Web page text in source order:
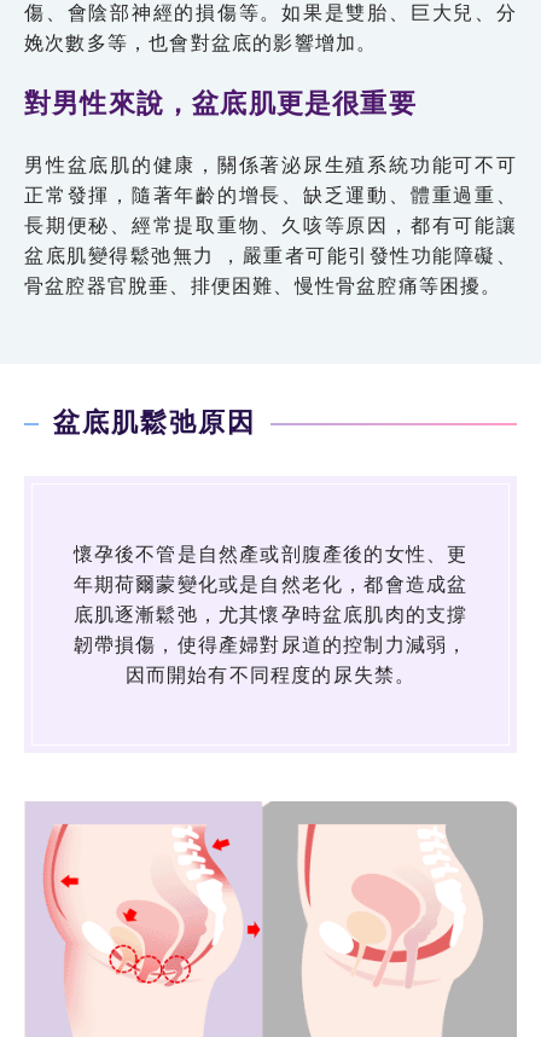
傷、會陰部神經的損傷等。如果是雙胎、巨大兒、分
娩次數多等，也會對盆底的影響增加。
對男性來說，盆底肌更是很重要
男性盆底肌的健康，關係著泌尿生殖系統功能可不可
正常發揮，隨著年齡的增長、缺乏運動、體重過重、
長期便秘、經常提取重物、久咳等原因，都有可能讓
盆底肌變得鬆弛無力 ，嚴重者可能引發性功能障礙、
骨盆腔器官脫垂、排便困難、慢性骨盆腔痛等困擾。
盆底肌鬆弛原因
懷孕後不管是自然產或剖腹產後的女性、更
年期荷爾蒙變化或是自然老化，都會造成盆
底肌逐漸鬆弛，尤其懷孕時盆底肌肉的支撐
韌帶損傷，使得產婦對尿道的控制力減弱，
因而開始有不同程度的尿失禁。